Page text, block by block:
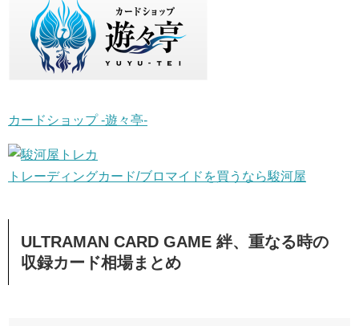
カードショップ -遊々亭-
トレーディングカード/ブロマイドを買うなら駿河屋
ULTRAMAN CARD GAME 絆、重なる時の
収録カード相場まとめ